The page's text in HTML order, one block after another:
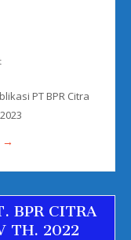
PT BPR Citra
→
BPR CITRA
TH. 2022